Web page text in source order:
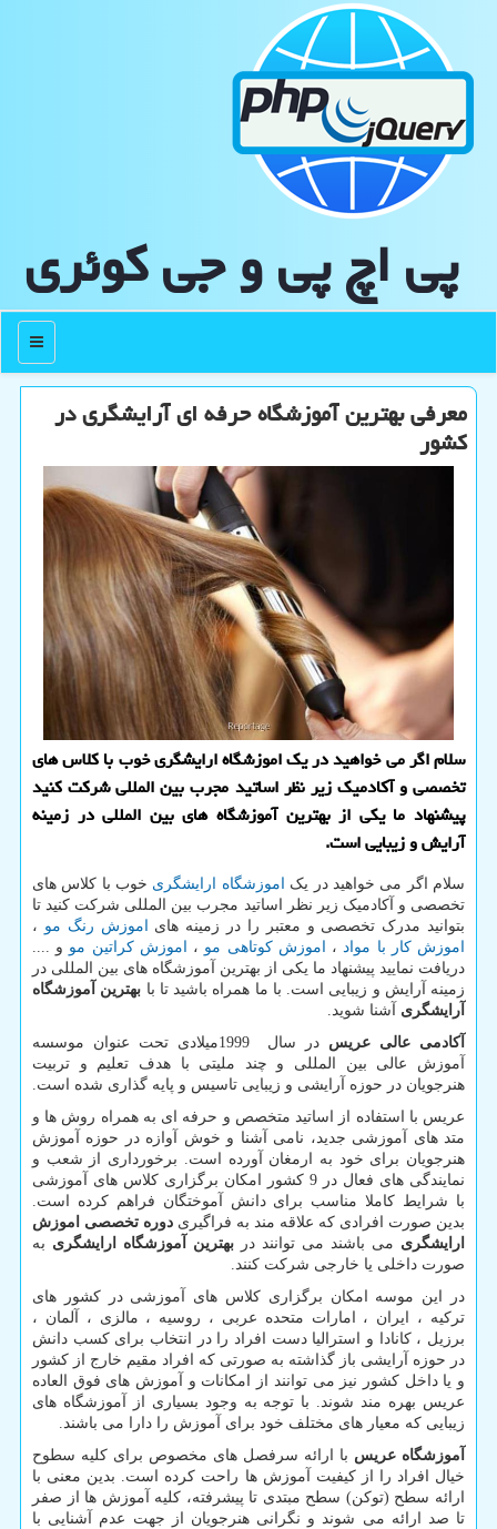
پی اچ پی و جی كوئری
منو
معرفی بهترین آموزشگاه حرفه ای آرایشگری در
كشور
سلام اگر می خواهید در یك اموزشگاه ارایشگری خوب با كلاس های
تخصصی و آكادمیك زیر نظر اساتید مجرب بین المللی شركت كنید
پیشنهاد ما یكی از بهترین آموزشگاه های بین المللی در زمینه
آرایش و زیبایی است.
سلام اگر می خواهید در یک اموزشگاه ارایشگری خوب با کلاس های
تخصصی و آکادمیک زیر نظر اساتید مجرب بین المللی شرکت کنید تا
بتوانید مدرک تخصصی و معتبر را در زمینه های اموزش رنگ مو ،
اموزش کار با مواد ، اموزش کوتاهی مو ، اموزش کراتین مو و ....
دریافت نمایید پیشنهاد ما یکی از بهترین آموزشگاه های بین المللی در
زمینه آرایش و زیبایی است. با ما همراه باشید تا با بهترین آموزشگاه
آرایشگری آشنا شوید.
آکادمی عالی عریس در سال 1999میلادی تحت عنوان موسسه
آموزش عالی بین المللی و چند ملیتی با هدف تعلیم و تربیت
هنرجویان در حوزه آرایشی و زیبایی تاسیس و پایه گذاری شده است.
عریس با استفاده از اساتید متخصص و حرفه ای به همراه روش ها و
متد های آموزشی جدید، نامی آشنا و خوش آوازه در حوزه آموزش
هنرجویان برای خود به ارمغان آورده است. برخورداری از شعب و
نمایندگی های فعال در 9 کشور امکان برگزاری کلاس های آموزشی
با شرایط کاملا مناسب برای دانش آموختگان فراهم کرده است.
بدین صورت افرادی که علاقه مند به فراگیری دوره تخصصی اموزش
ارایشگری می باشند می توانند در بهترین آموزشگاه ارایشگری به
صورت داخلی یا خارجی شرکت کنند.
در این موسه امکان برگزاری کلاس های آموزشی در کشور های
ترکیه ، ایران ، امارات متحده عربی ، روسیه ، مالزی ، آلمان ،
برزیل ، کانادا و استرالیا دست افراد را در انتخاب برای کسب دانش
در حوزه آرایشی باز گذاشته به صورتی که افراد مقیم خارج از کشور
و یا داخل کشور نیز می توانند از امکانات و آموزش های فوق العاده
عریس بهره مند شوند. با توجه به وجود بسیاری از آموزشگاه های
زیبایی که معیار های مختلف خود برای آموزش را دارا می باشند.
آموزشگاه عریس با ارائه سرفصل های مخصوص برای کلیه سطوح
خیال افراد را از کیفیت آموزش ها راحت کرده است. بدین معنی با
ارائه سطح (توکن) سطح مبتدی تا پیشرفته، کلیه آموزش ها از صفر
تا صد ارائه می شوند و نگرانی هنرجویان از جهت عدم آشنایی با